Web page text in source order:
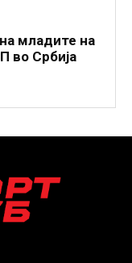
младите на
во Србија